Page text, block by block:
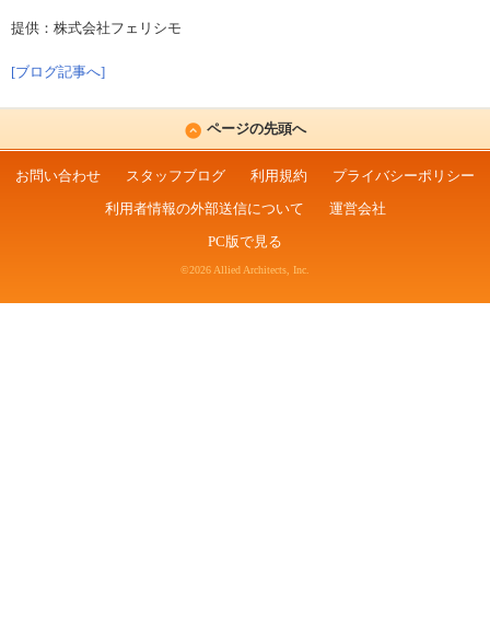
提供：株式会社フェリシモ
[ブログ記事へ]
ページの先頭へ
お問い合わせ スタッフブログ 利用規約
プライバシーポリシー
利用者情報の外部送信について
運営会社
PC版で見る
©2026 Allied Architects, Inc.